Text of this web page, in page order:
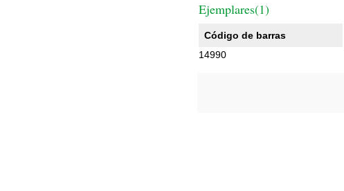
Ejemplares(1)
Código de barras
14990